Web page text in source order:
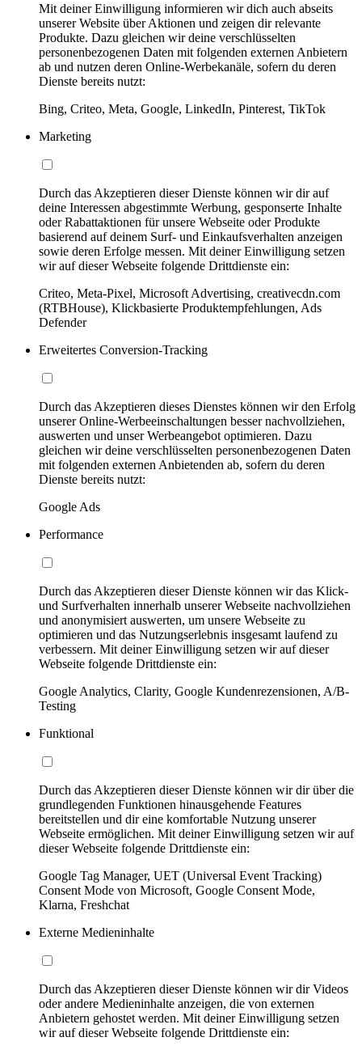
Mit deiner Einwilligung informieren wir dich auch abseits
unserer Website über Aktionen und zeigen dir relevante
Produkte. Dazu gleichen wir deine verschlüsselten
personenbezogenen Daten mit folgenden externen Anbietern
ab und nutzen deren Online-Werbekanäle, sofern du deren
Dienste bereits nutzt:
Bing, Criteo, Meta, Google, LinkedIn, Pinterest, TikTok
Marketing
Durch das Akzeptieren dieser Dienste können wir dir auf
deine Interessen abgestimmte Werbung, gesponserte Inhalte
oder Rabattaktionen für unsere Webseite oder Produkte
basierend auf deinem Surf- und Einkaufsverhalten anzeigen
sowie deren Erfolge messen. Mit deiner Einwilligung setzen
wir auf dieser Webseite folgende Drittdienste ein:
Criteo, Meta-Pixel, Microsoft Advertising, creativecdn.com
(RTBHouse), Klickbasierte Produktempfehlungen, Ads
Defender
Erweitertes Conversion-Tracking
Durch das Akzeptieren dieses Dienstes können wir den Erfolg
unserer Online-Werbeeinschaltungen besser nachvollziehen,
auswerten und unser Werbeangebot optimieren. Dazu
gleichen wir deine verschlüsselten personenbezogenen Daten
mit folgenden externen Anbietenden ab, sofern du deren
Dienste bereits nutzt:
Google Ads
Performance
Durch das Akzeptieren dieser Dienste können wir das Klick-
und Surfverhalten innerhalb unserer Webseite nachvollziehen
und anonymisiert auswerten, um unsere Webseite zu
optimieren und das Nutzungserlebnis insgesamt laufend zu
verbessern. Mit deiner Einwilligung setzen wir auf dieser
Webseite folgende Drittdienste ein:
Google Analytics, Clarity, Google Kundenrezensionen, A/B-
Testing
Funktional
Durch das Akzeptieren dieser Dienste können wir dir über die
grundlegenden Funktionen hinausgehende Features
bereitstellen und dir eine komfortable Nutzung unserer
Webseite ermöglichen. Mit deiner Einwilligung setzen wir auf
dieser Webseite folgende Drittdienste ein:
Google Tag Manager, UET (Universal Event Tracking)
Consent Mode von Microsoft, Google Consent Mode,
Klarna, Freshchat
Externe Medieninhalte
Durch das Akzeptieren dieser Dienste können wir dir Videos
oder andere Medieninhalte anzeigen, die von externen
Anbietern gehostet werden. Mit deiner Einwilligung setzen
wir auf dieser Webseite folgende Drittdienste ein: